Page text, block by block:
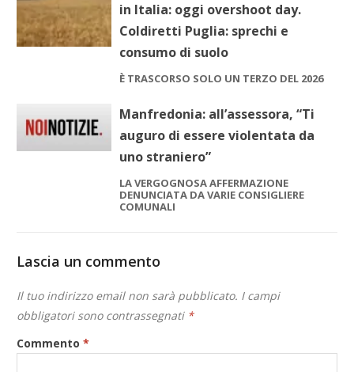
in Italia: oggi overshoot day.
Coldiretti Puglia: sprechi e
consumo di suolo
È TRASCORSO SOLO UN TERZO DEL 2026
Manfredonia: all’assessora, “Ti
auguro di essere violentata da
uno straniero”
LA VERGOGNOSA AFFERMAZIONE
DENUNCIATA DA VARIE CONSIGLIERE
COMUNALI
Lascia un commento
Il tuo indirizzo email non sarà pubblicato. I campi
obbligatori sono contrassegnati *
Commento*